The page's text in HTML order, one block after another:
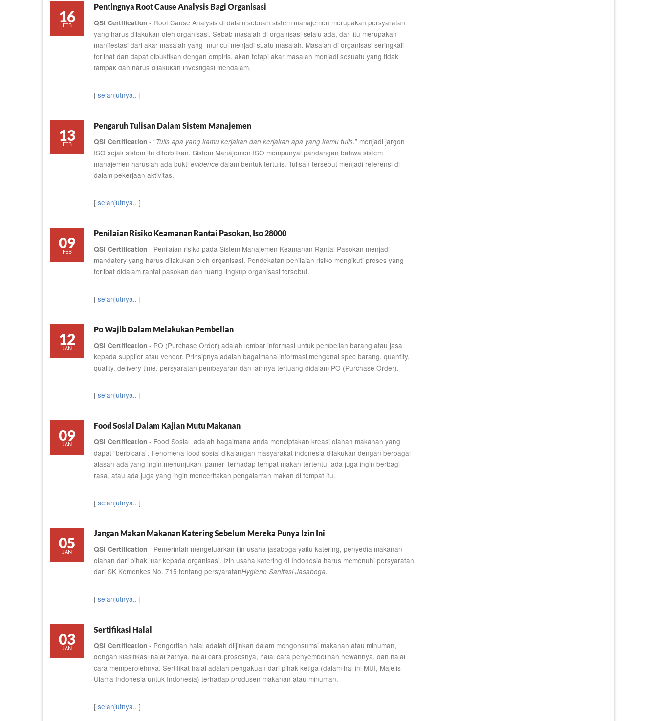
16
FEB
Pentingnya Root Cause Analysis Bagi Organisasi
QSI Certification - Root Cause Analysis di dalam sebuah sistem manajemen merupakan persyaratan
yang harus dilakukan oleh organisasi. Sebab masalah di organisasi selalu ada, dan itu merupakan
manifestasi dari akar masalah yang muncul menjadi suatu masalah. Masalah di organisasi seringkali
terlihat dan dapat dibuktikan dengan empiris, akan tetapi akar masalah menjadi sesuatu yang tidak
tampak dan harus dilakukan investigasi mendalam.
[ selanjutnya.. ]
13
FEB
Pengaruh Tulisan Dalam Sistem Manajemen
QSI Certification - “Tulis apa yang kamu kerjakan dan kerjakan apa yang kamu tulis.” menjadi jargon
ISO sejak sistem itu diterbitkan. Sistem Manajemen ISO mempunyai pandangan bahwa sistem
manajemen haruslah ada bukti evidence dalam bentuk tertulis. Tulisan tersebut menjadi referensi di
dalam pekerjaan aktivitas.
[ selanjutnya.. ]
09
FEB
Penilaian Risiko Keamanan Rantai Pasokan, Iso 28000
QSI Certification - Penilaian risiko pada Sistem Manajemen Keamanan Rantai Pasokan menjadi
mandatory yang harus dilakukan oleh organisasi. Pendekatan penilaian risiko mengikuti proses yang
terlibat didalam rantai pasokan dan ruang lingkup organisasi tersebut.
[ selanjutnya.. ]
12
JAN
Po Wajib Dalam Melakukan Pembelian
QSI Certification - PO (Purchase Order) adalah lembar informasi untuk pembelian barang atau jasa
kepada supplier atau vendor. Prinsipnya adalah bagaimana informasi mengenai spec barang, quantity,
quality, delivery time, persyaratan pembayaran dan lainnya tertuang didalam PO (Purchase Order).
[ selanjutnya.. ]
09
JAN
Food Sosial Dalam Kajian Mutu Makanan
QSI Certification - Food Sosial adalah bagaimana anda menciptakan kreasi olahan makanan yang
dapat “berbicara”. Fenomena food sosial dikalangan masyarakat indonesia dilakukan dengan berbagai
alasan ada yang ingin menunjukan ‘pamer’ terhadap tempat makan tertentu, ada juga ingin berbagi
rasa, atau ada juga yang ingin menceritakan pengalaman makan di tempat itu.
[ selanjutnya.. ]
05
JAN
Jangan Makan Makanan Katering Sebelum Mereka Punya Izin Ini
QSI Certification - Pemerintah mengeluarkan ijin usaha jasaboga yaitu katering, penyedia makanan
olahan dari pihak luar kepada organisasi. Izin usaha katering di Indonesia harus memenuhi persyaratan
dari SK Kemenkes No. 715 tentang persyaratanHygiene Sanitasi Jasaboga.
[ selanjutnya.. ]
03
JAN
Sertifikasi Halal
QSI Certification - Pengertian halal adalah diijinkan dalam mengonsumsi makanan atau minuman,
dengan klasifikasi halal zatnya, halal cara prosesnya, halal cara penyembelihan hewannya, dan halal
cara memperolehnya. Sertifikat halal adalah pengakuan dari pihak ketiga (dalam hal ini MUI, Majelis
Ulama Indonesia untuk Indonesia) terhadap produsen makanan atau minuman.
[ selanjutnya.. ]